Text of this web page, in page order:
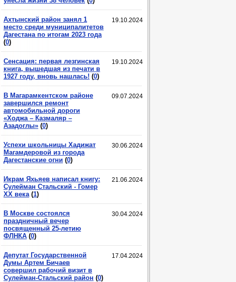
19.10.2024
Ахтынский район занял 1
место среди муниципалитетов
Дагестана по итогам 2023 года
(0)
19.10.2024
Сенсация: первая лезгинская
книга, вышедшая из печати в
1927 году, вновь нашлась! (0)
09.07.2024
В Магарамкентском районе
завершился ремонт
автомобильной дороги
«Ходжа – Казмаляр –
Азадоглы» (0)
30.06.2024
Успехи школьницы Хадижат
Магамдеровой из города
Дагестанские огни (0)
21.06.2024
Икрам Яхьяев написал книгу:
Сулейман Стальский - Гомер
XX века (1)
30.04.2024
В Москве состоялся
праздничный вечер
посвященный 25-летию
ФЛНКА (0)
17.04.2024
Депутат Государственной
Думы Артем Бичаев
совершил рабочий визит в
Сулейман-Стальский район (0)